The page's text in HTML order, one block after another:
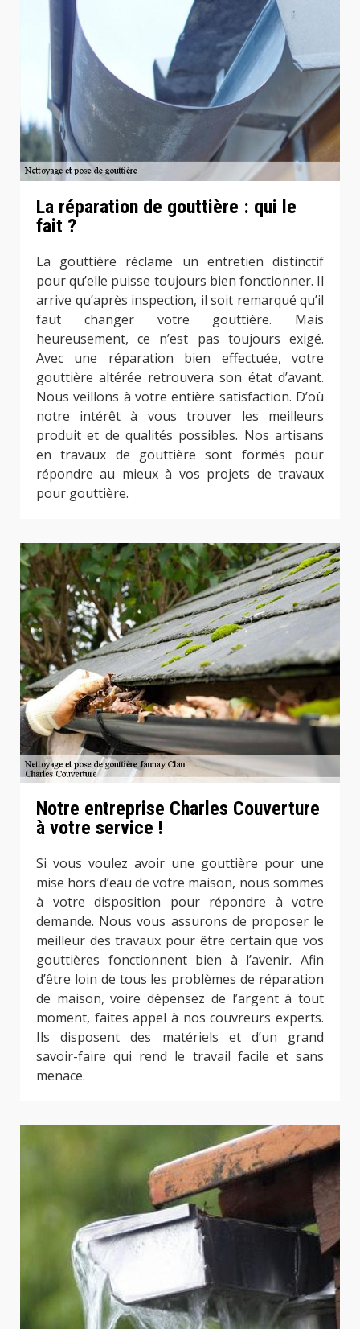
La réparation de gouttière : qui le
fait ?
La gouttière réclame un entretien distinctif
pour qu’elle puisse toujours bien fonctionner. Il
arrive qu’après inspection, il soit remarqué qu’il
faut changer votre gouttière. Mais
heureusement, ce n’est pas toujours exigé.
Avec une réparation bien effectuée, votre
gouttière altérée retrouvera son état d’avant.
Nous veillons à votre entière satisfaction. D’où
notre intérêt à vous trouver les meilleurs
produit et de qualités possibles. Nos artisans
en travaux de gouttière sont formés pour
répondre au mieux à vos projets de travaux
pour gouttière.
Notre entreprise Charles Couverture
à votre service !
Si vous voulez avoir une gouttière pour une
mise hors d’eau de votre maison, nous sommes
à votre disposition pour répondre à votre
demande. Nous vous assurons de proposer le
meilleur des travaux pour être certain que vos
gouttières fonctionnent bien à l’avenir. Afin
d’être loin de tous les problèmes de réparation
de maison, voire dépensez de l’argent à tout
moment, faites appel à nos couvreurs experts.
Ils disposent des matériels et d’un grand
savoir-faire qui rend le travail facile et sans
menace.